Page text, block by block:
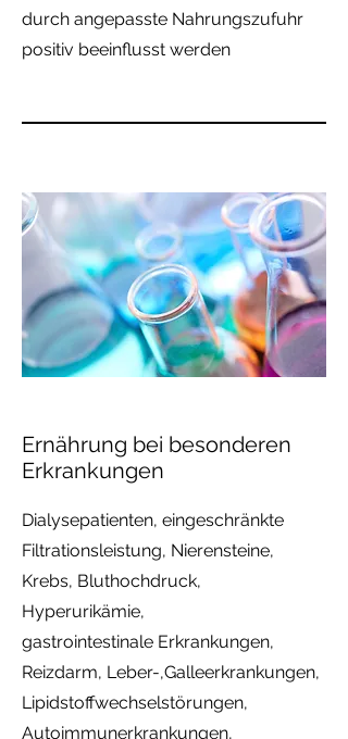
durch angepasste Nahrungszufuhr
positiv beeinflusst werden
Ernährung bei besonderen
Erkrankungen
Dialysepatienten, eingeschränkte
Filtrationsleistung, Nierensteine,
Krebs, Bluthochdruck,
Hyperurikämie,
gastrointestinale Erkrankungen,
Reizdarm, Leber-,Galleerkrankungen,
Lipidstoffwechselstörungen,
Autoimmunerkrankungen,